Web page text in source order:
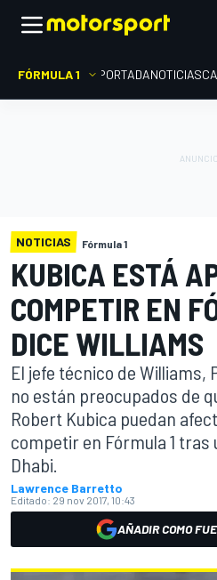
FÓRMULA 1 PORTADANOTICIAS
NOTICIAS Fórmula 1
KUBICA ESTÁ
COMPETIR EN
DICE WILLIAMS
El jefe técnico de Williams,
no están preocupados de
Robert Kubica puedan
competir en Fórmula 1 tras
Dhabi.
Lawrence Barretto
Editado: 29 nov 2017, 10:43
AÑADIR COMO